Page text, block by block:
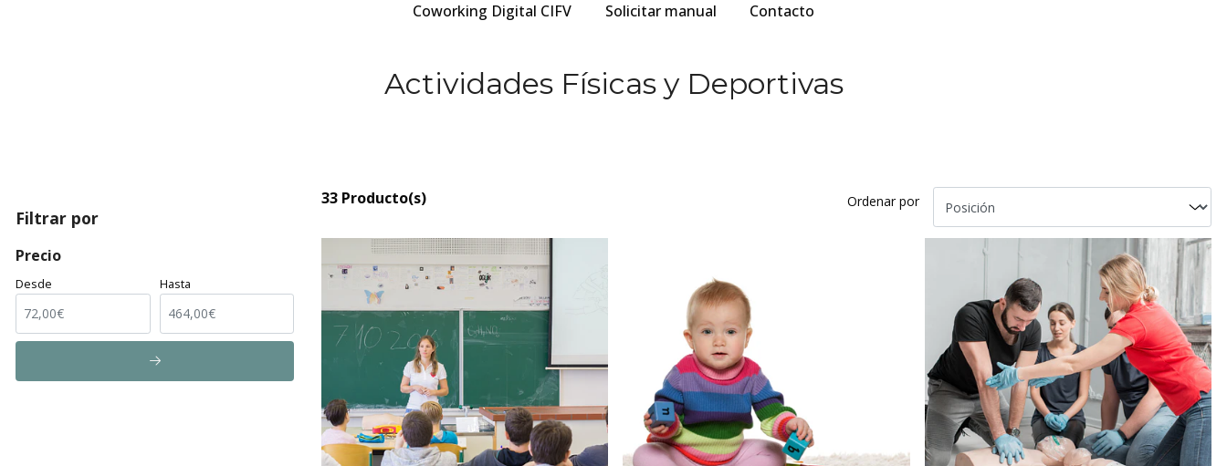
Coworking Digital CIFV Solicitar manual Contacto
Actividades Físicas y Deportivas
Filtrar por
Precio
Desde Hasta
33 Producto(s) Ordenar por